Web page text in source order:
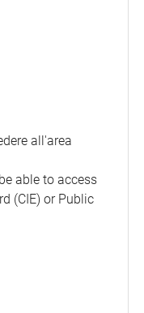
all'area
able to access
(CIE) or Public